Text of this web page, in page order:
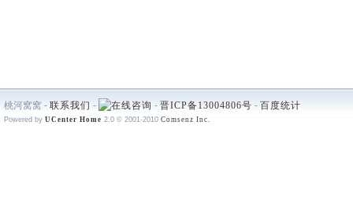
桃河窝窝 - 联系我们 - - 晋ICP备13004806号 - 百度统计
Powered by UCenter Home 2.0 © 2001-2010 Comsenz Inc.